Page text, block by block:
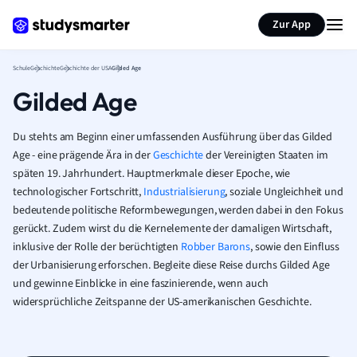
Zur App
SchuleGeschichteGeschichte der USAGilded Age
Gilded Age
Du stehts am Beginn einer umfassenden Ausführung über das Gilded
Age - eine prägende Ära in derGeschichteder Vereinigten Staaten im
späten 19. Jahrhundert. Hauptmerkmale dieser Epoche, wie
technologischer Fortschritt, Industrialisierung, soziale Ungleichheit und
bedeutende politische Reformbewegungen, werden dabei in den Fokus
gerückt. Zudem wirst du die Kernelemente der damaligen Wirtschaft,
inklusive der Rolle der berüchtigten Robber Barons, sowie den Einfluss
der Urbanisierung erforschen. Begleite diese Reise durchs Gilded Age
und gewinne Einblicke in eine faszinierende, wenn auch
widersprüchliche Zeitspanne der US-amerikanischen Geschichte.
Seite zusammenfassen